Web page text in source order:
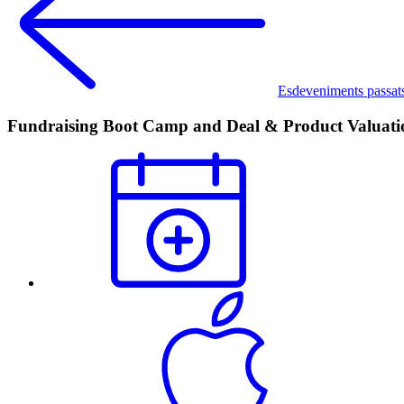
Esdeveniments
Fundraising Boot Camp and Deal & Product